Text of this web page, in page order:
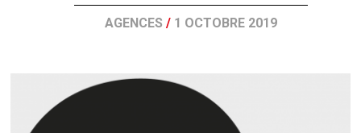
AGENCES / 1 OCTOBRE 2019